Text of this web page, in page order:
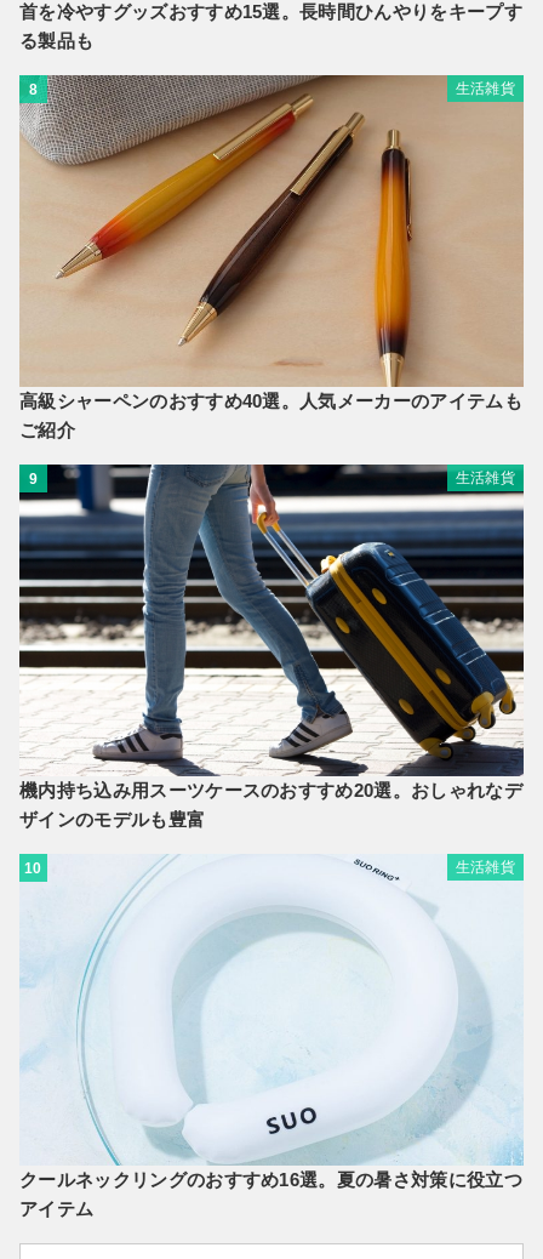
首を冷やすグッズおすすめ15選。長時間ひんやりをキープす
る製品も
8 生活雑貨
高級シャーペンのおすすめ40選。人気メーカーのアイテムも
ご紹介
9 生活雑貨
機内持ち込み用スーツケースのおすすめ20選。おしゃれなデ
ザインのモデルも豊富
10 生活雑貨
クールネックリングのおすすめ16選。夏の暑さ対策に役立つ
アイテム